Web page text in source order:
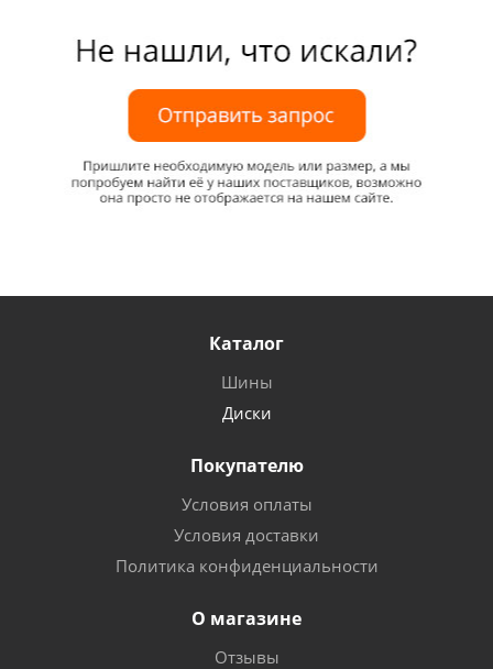
Каталог
Шины
Диски
Покупателю
Условия оплаты
Условия доставки
Политика конфиденциальности
О магазине
Отзывы